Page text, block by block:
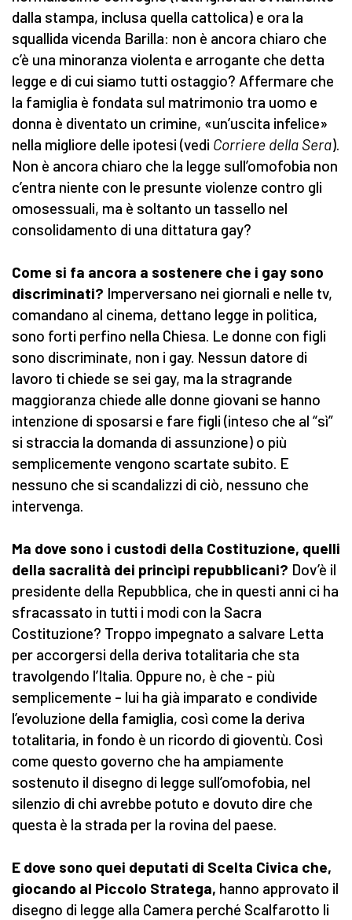
dalla stampa, inclusa quella cattolica) e ora la
squallida vicenda Barilla: non è ancora chiaro che
c’è una minoranza violenta e arrogante che detta
legge e di cui siamo tutti ostaggio? Affermare che
la famiglia è fondata sul matrimonio tra uomo e
donna è diventato un crimine, «un’uscita infelice»
nella migliore delle ipotesi (vedi Corriere della Sera).
Non è ancora chiaro che la legge sull’omofobia non
c’entra niente con le presunte violenze contro gli
omosessuali, ma è soltanto un tassello nel
consolidamento di una dittatura gay?
Come si fa ancora a sostenere che i gay sono
discriminati? Imperversano nei giornali e nelle tv,
comandano al cinema, dettano legge in politica,
sono forti perfino nella Chiesa. Le donne con figli
sono discriminate, non i gay. Nessun datore di
lavoro ti chiede se sei gay, ma la stragrande
maggioranza chiede alle donne giovani se hanno
intenzione di sposarsi e fare figli (inteso che al “sì”
si straccia la domanda di assunzione) o più
semplicemente vengono scartate subito. E
nessuno che si scandalizzi di ciò, nessuno che
intervenga.
Ma dove sono i custodi della Costituzione, quelli
della sacralità dei princìpi repubblicani? Dov’è il
presidente della Repubblica, che in questi anni ci ha
sfracassato in tutti i modi con la Sacra
Costituzione? Troppo impegnato a salvare Letta
per accorgersi della deriva totalitaria che sta
travolgendo l’Italia. Oppure no, è che - più
semplicemente – lui ha già imparato e condivide
l’evoluzione della famiglia, così come la deriva
totalitaria, in fondo è un ricordo di gioventù. Così
come questo governo che ha ampiamente
sostenuto il disegno di legge sull’omofobia, nel
silenzio di chi avrebbe potuto e dovuto dire che
questa è la strada per la rovina del paese.
E dove sono quei deputati di Scelta Civica che,
giocando al Piccolo Stratega, hanno approvato il
disegno di legge alla Camera perché Scalfarotto li